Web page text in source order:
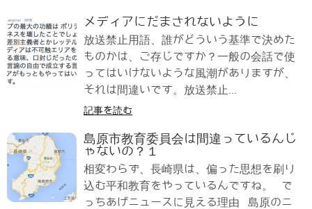
メディアにだまされないように
放送禁止用語、誰がどういう基準で決めた
ものかは、ご存じですか？一般の会話で使
ってはいけないような風潮がありますが、
それは間違いです。放送禁止...
記事を読む
島原市教育委員会は間違っているんじ
ゃないの？１
相変わらず、長崎県は、偏った思想を刷り
込む平和教育をやっているんですね。 で
っちあげニュースに見える理由 島原のニ